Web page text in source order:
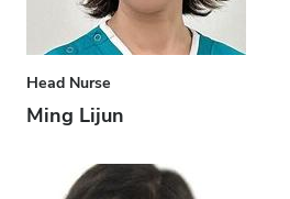
Head Nurse
Ming Lijun